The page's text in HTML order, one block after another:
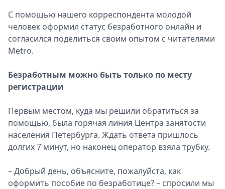
C помощью нашего корреспондента молодой
человек оформил статус безработного онлайн и
согласился поделиться своим опытом с читателями
Metro.
Безработным можно быть только по месту
регистрации
Первым местом, куда мы решили обратиться за
помощью, была горячая линия Центра занятости
населения Петербурга. Ждать ответа пришлось
долгих 7 минут, но наконец оператор взяла трубку.
– Добрый день, объясните, пожалуйста, как
оформить пособие по безработице? – спросили мы